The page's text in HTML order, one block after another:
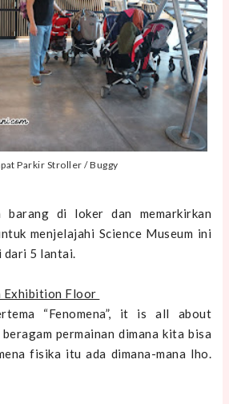
Parkir Stroller / Buggy
barang di loker dan memarkirkan
menjelajahi Science Museum ini
dari 5 lantai.
Exhibition Floor
“Fenomena”, it is all about
permainan dimana kita bisa
fisika itu ada dimana-mana lho.